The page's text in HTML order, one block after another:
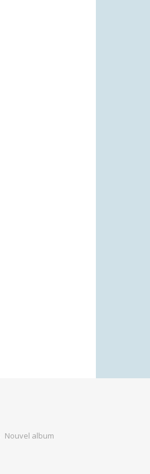
Nouvel album